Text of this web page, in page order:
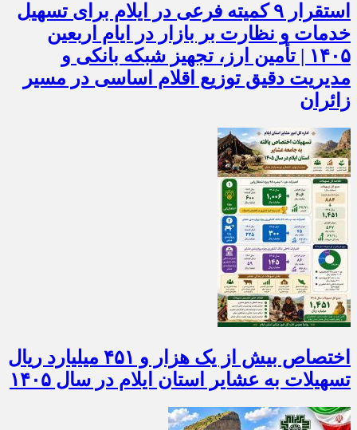
استقرار ۹ کمیته فرعی در ایلام برای تسهیل
خدمات و نظارت بر بازار در ایام اربعین
۱۴۰۵ | تأمین ارز، تجهیز شبکه بانکی و
مدیریت دقیق توزیع اقلام اساسی در مسیر
زائران
اختصاص بیش از یک هزار و ۴۵۱ میلیارد ریال
تسهیلات به عشایر استان ایلام در سال ۱۴۰۵